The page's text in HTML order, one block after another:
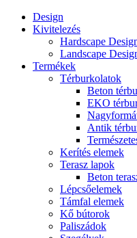
Design
Kivitelezés
Hardscape
Landscape
Termékek
Térburkolatok
Beton
EKO
Antik
Kerítés elemek
Terasz lapok
Beton
Lépcsőelemek
Támfal elemek
Kő bútorok
Paliszádok